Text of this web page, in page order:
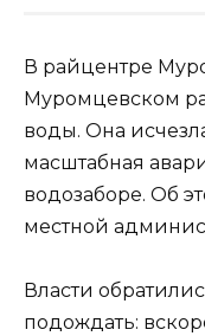
В райцентре
Муромцевском
воды. Она
масштабная
водозаборе. Об
местной
Власти
подождать: